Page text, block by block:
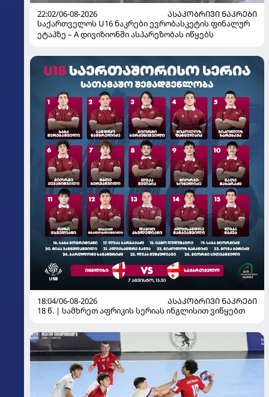
22:02/06-08-2026
ᲐᲡᲐᲙᲝᲑᲠᲘᲕᲘ ᲜᲐᲙᲠᲔᲑᲘ
საქართველოს U16 ნაკრები ევრობასკეტის ფინალურ
ეტაპზე – A დივიზიონში ასპარეზობას იწყებს
18:04/06-08-2026
ᲐᲡᲐᲙᲝᲑᲠᲘᲕᲘ ᲜᲐᲙᲠᲔᲑᲘ
18 წ. | სამხრეთ აფრიკის სერიას ინგლისით ვიწყებთ